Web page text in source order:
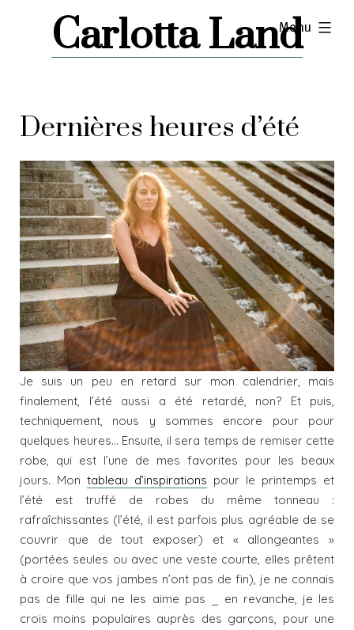
Carlotta Land
Menu
expanded
Dernières heures d’été
Je suis un peu en retard sur mon calendrier, mais
finalement, l’été aussi a été retardé, non? Et puis,
techniquement, nous y sommes encore pour pour
quelques heures… Ensuite, il sera temps de remiser cette
robe, qui est l’une de mes favorites pour les beaux
jours. Mon tableau d’inspirations pour le printemps et
l’été est truffé de robes du même tonneau :
rafraîchissantes (l’été, il est parfois plus agréable de se
couvrir que de tout exposer) et « allongeantes »
(portées seules ou avec une veste courte, elles prêtent
à croire que vos jambes n’ont pas de fin), je ne connais
pas de fille qui ne les aime pas _ en revanche, je les
crois moins populaires auprès des garçons, pour une